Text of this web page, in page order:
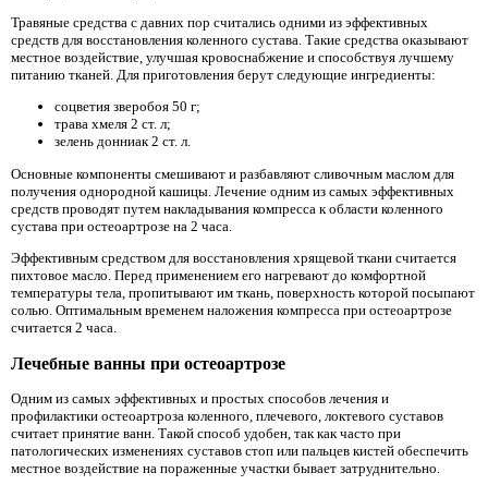
Травяные средства с давних пор считались одними из эффективных
средств для восстановления коленного сустава. Такие средства оказывают
местное воздействие, улучшая кровоснабжение и способствуя лучшему
питанию тканей. Для приготовления берут следующие ингредиенты:
соцветия зверобоя 50 г;
трава хмеля 2 ст. л;
зелень донниак 2 ст. л.
Основные компоненты смешивают и разбавляют сливочным маслом для
получения однородной кашицы. Лечение одним из самых эффективных
средств проводят путем накладывания компресса к области коленного
сустава при остеоартрозе на 2 часа.
Эффективным средством для восстановления хрящевой ткани считается
пихтовое масло. Перед применением его нагревают до комфортной
температуры тела, пропитывают им ткань, поверхность которой посыпают
солью. Оптимальным временем наложения компресса при остеоартрозе
считается 2 часа.
Лечебные ванны при остеоартрозе
Одним из самых эффективных и простых способов лечения и
профилактики остеоартроза коленного, плечевого, локтевого суставов
считает принятие ванн. Такой способ удобен, так как часто при
патологических изменениях суставов стоп или пальцев кистей обеспечить
местное воздействие на пораженные участки бывает затруднительно.